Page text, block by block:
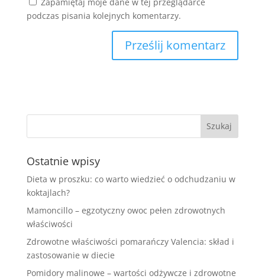
podczas pisania kolejnych komentarzy.
Ostatnie wpisy
Dieta w proszku: co warto wiedzieć o odchudzaniu w
koktajlach?
Mamoncillo – egzotyczny owoc pełen zdrowotnych
właściwości
Zdrowotne właściwości pomarańczy Valencia: skład i
zastosowanie w diecie
Pomidory malinowe – wartości odżywcze i zdrowotne